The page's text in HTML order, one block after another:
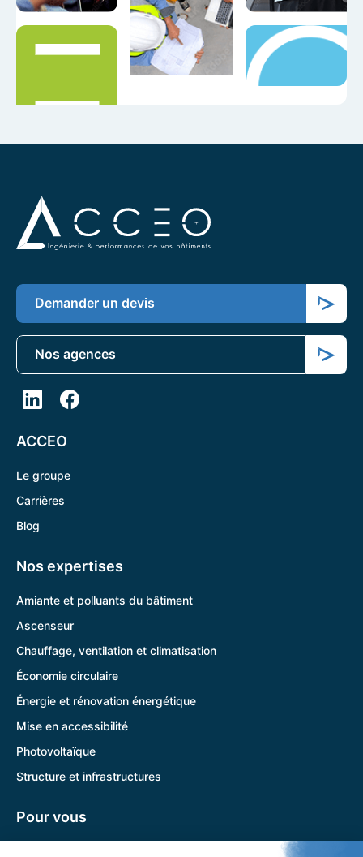
Demander un devis
Nos agences
ACCEO
Le groupe
Carrières
Blog
Nos expertises
Amiante et polluants du bâtiment
Ascenseur
Chauffage, ventilation et climatisation
Économie circulaire
Énergie et rénovation énergétique
Mise en accessibilité
Photovoltaïque
Structure et infrastructures
Pour vous